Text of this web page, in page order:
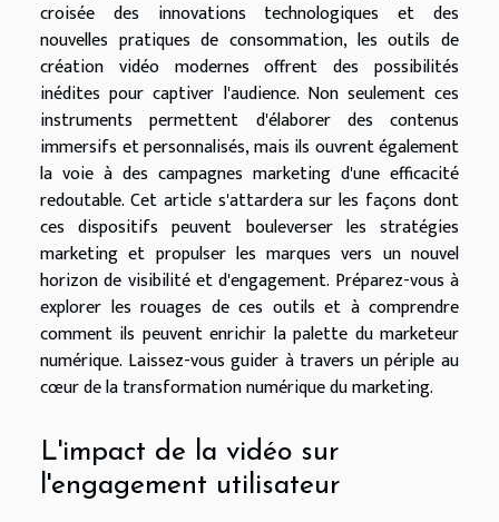
croisée des innovations technologiques et des
nouvelles pratiques de consommation, les outils de
création vidéo modernes offrent des possibilités
inédites pour captiver l'audience. Non seulement ces
instruments permettent d'élaborer des contenus
immersifs et personnalisés, mais ils ouvrent également
la voie à des campagnes marketing d'une efficacité
redoutable. Cet article s'attardera sur les façons dont
ces dispositifs peuvent bouleverser les stratégies
marketing et propulser les marques vers un nouvel
horizon de visibilité et d'engagement. Préparez-vous à
explorer les rouages de ces outils et à comprendre
comment ils peuvent enrichir la palette du marketeur
numérique. Laissez-vous guider à travers un périple au
cœur de la transformation numérique du marketing.
L'impact de la vidéo sur
l'engagement utilisateur